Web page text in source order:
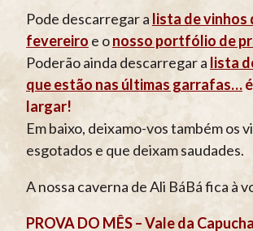
Pode descarregar a lista de vinhos
fevereiro e onosso portfólio de
Poderão ainda descarregar a lista
que estão nas últimas garrafas…
largar!
Em baixo, deixamo-vos também os
esgotados e que deixam saudades.
A nossa caverna de Ali BáBá fica à
PROVA DO MÊS – Vale da